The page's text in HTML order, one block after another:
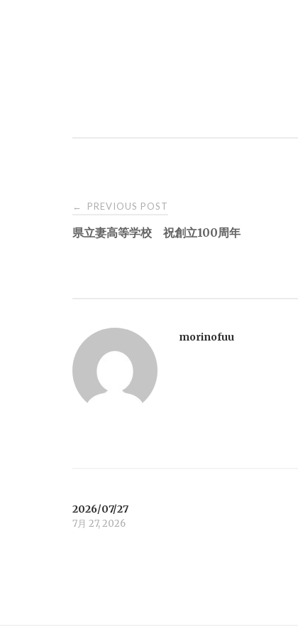
P
n
a
g
← PREVIOUS POST
県立妻高等学校 祝創立100周年
morinofuu
2026/07/27
7月 27, 2026